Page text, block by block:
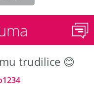
trudilice 😊